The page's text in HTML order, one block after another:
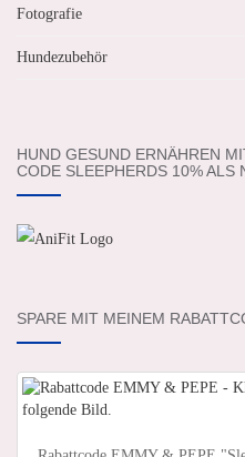
Fotografie
Hundezubehör
HUND GESUND ERNÄHREN
CODE SLEEPHERDS 10% ALS
SPARE MIT MEINEM